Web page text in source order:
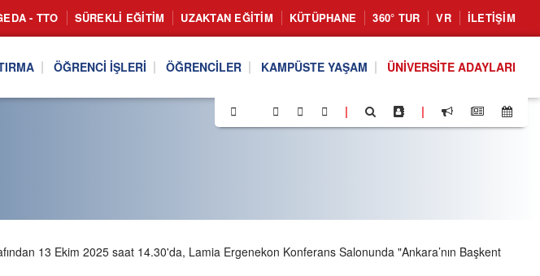
- TTO SÜREKLI EĞITIM UZAKTAN EĞITIM KÜTÜPHANE 360° TUR VR İLETIŞIM
ÖĞRENCI İŞLERI ÖĞRENCILER KAMPÜSTE YAŞAM ÜNIVERSITE ADAYLARI
| |
13 Ekim 2025 saat 14.30'da, Lamia Ergenekon Konferans Salonunda "Ankara’nın Başkent